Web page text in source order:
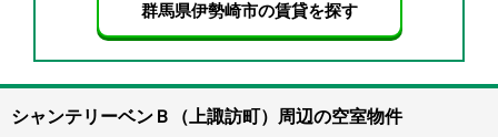
群馬県伊勢崎市の賃貸を探す
シャンテリーベンＢ（上諏訪町）周辺の空室物件